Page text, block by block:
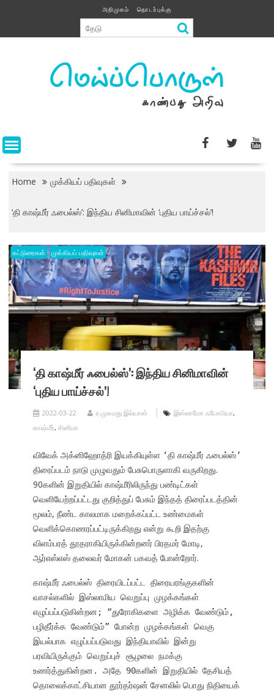
content
அறிமுகம் தொடர்புக்கு
Home முக்கியப் பதிவுகள்
‘தி காஷ்மீர் ஃபைல்ஸ்’: இந்திய சினிமாவின் ‘புதிய பாய்ச்சல்’!
கட்டுரைகள் முக்கியப் பதிவுகள்
‘தி காஷ்மீர் ஃபைல்ஸ்’: இந்திய சினிமாவின்
‘புதிய பாய்ச்சல்’!
2022-03-22 ர.முகமது இல்யாஸ் இஸ்லாமோ ஃபோபியா,
காஷ்மீர், சினிமா
விவேக் அக்னிஹோத்ரி இயக்கியுள்ள ‘தி காஷ்மீர் ஃபைல்ஸ்’
திரைப்படம் நாடு முழுவதும் பேசுபொருளாகி வருகிறது.
90களின் இறுதியில் காஷ்மீரிலிருந்து பண்டிட்கள்
வெளியேற்றப்பட்டது குறித்துப் பேசும் இந்தத் திரைப்படத்தின்
மூலம், நீண்ட காலமாக மறைக்கப்பட்ட உண்மைகள்
வெளிக்கொணரப்பட்டிருக்கிறது என்று கூறி இதற்கு
விளம்பரத் தூதராகியிருக்கின்றனர் பிரதமர் மோடி,
ஆர்எஸ்எஸ் தலைவர் மோகன் பகவத் போன்றோர்.
காஷ்மீர் ஃபைல்ஸ்திரையிடப்பட்ட திரையரங்குகளின்
வாசல்களில் இஸ்லாமிய வெறுப்பு முழக்கங்கள்
எழுப்பப்படுகின்றன; “துரோகிகளை அழிக்க வேண்டும்,
பழிதீர்க்க வேண்டும்” போன்ற முழக்கங்கள் வெகு
இயல்பாக எழுப்பப்படுவது இந்தியாவில் இன்று
பரவியிருக்கும் வெறுப்புச் சூழலை நமக்கு
உணர்த்துகின்றன. அதே 90களின் இறுதியில் தேசியத்
தொலைக்காட்சியான தூர்தர்ஷன் சேனலில் பொது நிதியைக்